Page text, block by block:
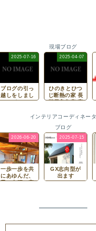
現場ブログ
ブログの引っ
越しをしまし
た
2025-07-16
ひのきとひつ
じ断熱の家 長
期優良住宅 完
2025-04-07
インテリアコーディネータ
ブログ
一歩一歩を共
にあゆんだ、
思い出深い家
2026-06-20
GX志向型が
出ます
2025-07-15